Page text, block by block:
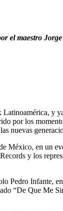
el maestro
y
por los
nuevas
México, en un
y los
Pedro Infante,
“De Que Me